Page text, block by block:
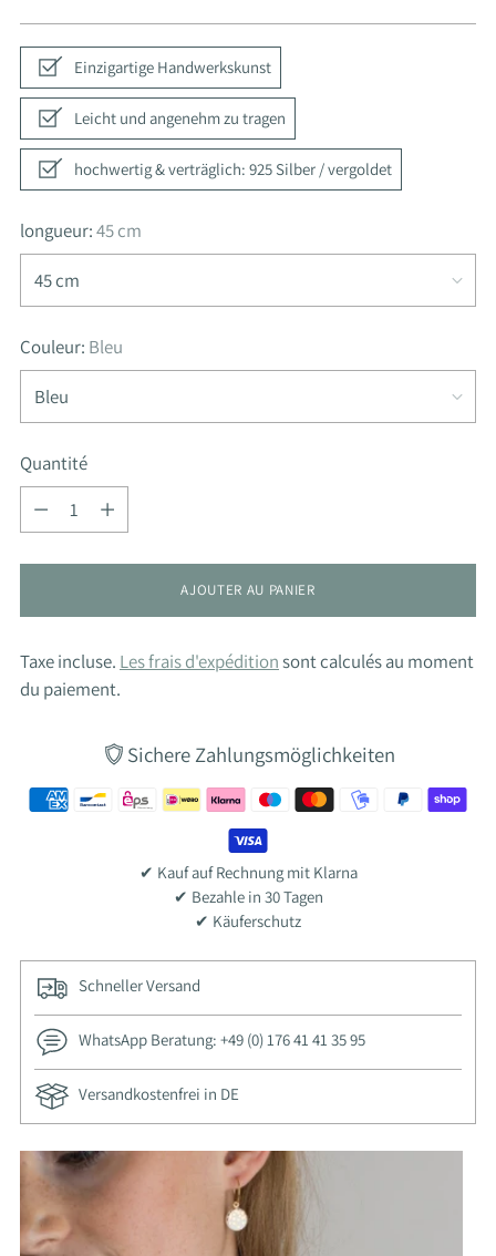
Einzigartige Handwerkskunst
Leicht und angenehm zu tragen
hochwertig & verträglich: 925 Silber / vergoldet
longueur:45 cm
Couleur: Bleu
Quantité
Quantité
AJOUTER AU PANIER
Taxe incluse. Les frais d'expéditionsont calculés au moment
du paiement.
Sichere Zahlungsmöglichkeiten
✔ Kauf auf Rechnung mit Klarna
✔ Bezahle in 30 Tagen
✔ Käuferschutz
Schneller Versand
WhatsApp Beratung: +49 (0) 176 41 41 35 95
Versandkostenfrei in DE
Ajouter
produit
à